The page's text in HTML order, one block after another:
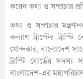
করেন তথ্য ও সম্প্রচার
তথ্য ও সম্প্রচার
কল্যাণ ট্রাস্টের
খোন্দকার, বাংলাদেশ
ট্রাস্টি বোর্ডের সদস্য
বাংলাদেশ-এর